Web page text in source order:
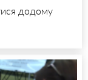
додому